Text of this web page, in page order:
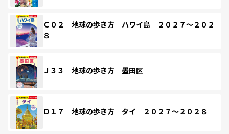
Ｃ０２ 地球の歩き方 ハワイ島 ２０２７～２０２
８
Ｊ３３ 地球の歩き方 墨田区
Ｄ１７ 地球の歩き方 タイ ２０２７～２０２８